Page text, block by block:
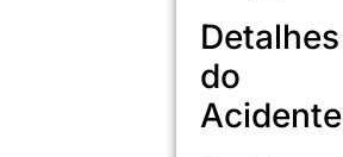
Detalhes
do
Acidente